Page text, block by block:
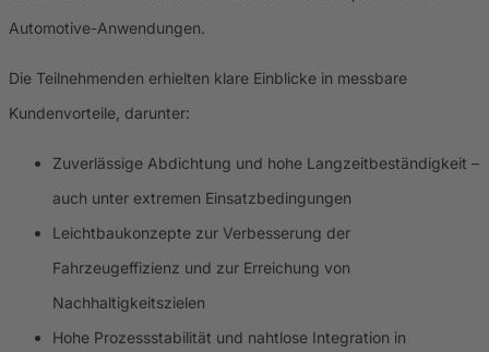
Automotive-Anwendungen.
Die Teilnehmenden erhielten klare Einblicke in messbare
Kundenvorteile, darunter:
Zuverlässige Abdichtung und hohe Langzeitbeständigkeit –
auch unter extremen Einsatzbedingungen
Leichtbaukonzepte zur Verbesserung der
Fahrzeugeffizienz und zur Erreichung von
Nachhaltigkeitszielen
Hohe Prozessstabilität und nahtlose Integration in